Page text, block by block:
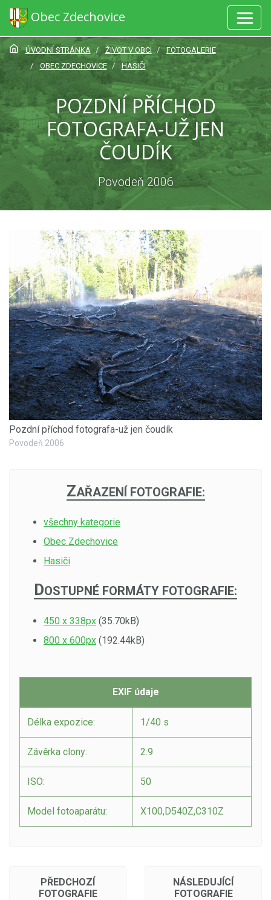
Obec Zdechovice
ÚVODNÍ STRÁNKA ŽIVOT V OBCI
FOTOGALERIE
OBEC ZDECHOVICE
HASIČI
POZDNÍ PŘÍCHOD
FOTOGRAFA-UŽ JEN
ČOUDÍK
Povodeň 2006
Pozdní příchod fotografa-už jen čoudík
Povodeň 2006
ZAŘAZENÍ FOTOGRAFIE:
všechny kategorie
Obec Zdechovice
Hasiči
DOSTUPNÉ FORMÁTY FOTOGRAFIE:
450 x 338px (35.70kB)
800 x 600px (192.44kB)
EXIF údaje
Délka expozice: 1/40 s
Závěrka clony: 2.9
ISO: 50
Model fotoaparátu: X100,D540Z,C310Z
PŘEDCHOZÍ
FOTOGRAFIE
NÁSLEDUJÍCÍ
FOTOGRAFIE